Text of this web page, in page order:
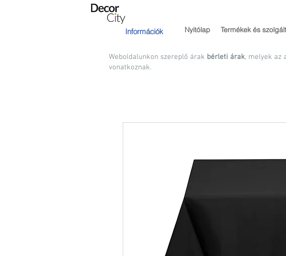
Információk Nyitólap Termékek és
Weboldalunkon szereplő árak bérleti árak, melyek az
vonatkoznak.